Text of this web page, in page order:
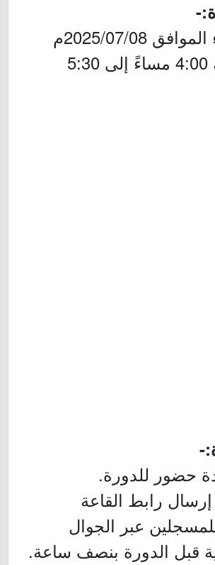
- يوم الثلاثاء الموافق 2025/07/08م
(من الساعة 4:00 مساءً إلى 5:30
حضور للدورة.
رابط القاعة
عبر الجوال
قبل الدورة بنصف ساعة.